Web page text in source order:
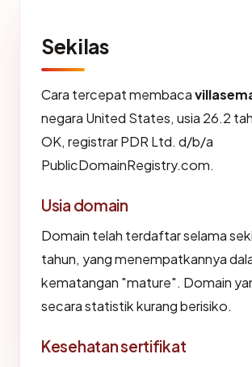
Sekilas
Cara tercepat membaca
negara United States, usia 26.2
OK, registrar PDR Ltd. d/b/a
PublicDomainRegistry.com.
Usia domain
Domain telah terdaftar selama
tahun, yang menempatkannya
kematangan "mature". Domain
secara statistik kurang berisiko.
Kesehatan sertifikat